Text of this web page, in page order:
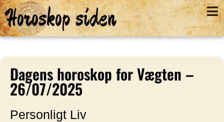
Horoskop siden
Dagens horoskop for Vægten –
26/07/2025
Personligt Liv